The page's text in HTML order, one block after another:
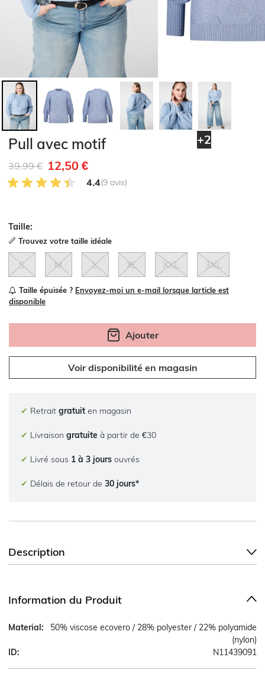
+2
Pull avec motif
Remise de
39,99 €à 12,50 €
4.4 sur 5 avis des clients
4.4(9 avis)
Taille:
Trouvez votre taille idéale
S M L XL XXL 3XL
Taille épuisée ? Envoyez-moi un e-mail lorsque larticle est
disponible
Ajouter
Voir disponibilité en magasin
✔ Retrait gratuit en magasin
✔ Livraison gratuite à partir de €30
✔ Livré sous 1 à 3 jours ouvrés
✔ Délais de retour de 30 jours*
Description
Information du Produit
Material:
50% viscose ecovero / 28% polyester / 22% polyamide
(nylon)
ID:
N11439091